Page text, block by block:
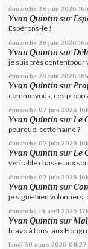
dimanche 28 juin 2026
Yvan Quintin sur
Espérons-le !
dimanche 28 juin 2026
Yvan Quintin sur
je suis très
dimanche 28 juin 2026
Yvan Quintin sur
comme vous, ces
dimanche 07 juin 2026
Yvan Quintin sur Le
pourquoi cette haine ?
dimanche 07 juin 2026
Yvan Quintin surLe
véritable chasse aux
dimanche 07 juin 2026
Yvan Quintin sur
je signe bien volontiers,
dimanche 19 avril 2026
Yvan Quintin sur
bravo à tous, aux
lundi 30 mars 2026 01h27